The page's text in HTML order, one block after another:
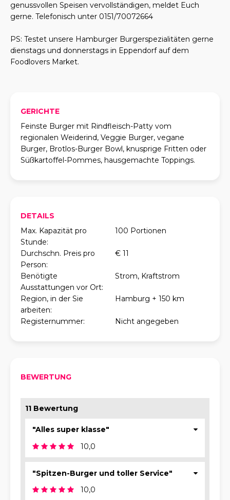
genussvollen Speisen vervollständigen, meldet Euch
gerne. Telefonisch unter 0151/70072664
PS: Testet unsere Hamburger Burgerspezialitäten gerne
dienstags und donnerstags in Eppendorf auf dem
Foodlovers Market.
GERICHTE
Feinste Burger mit Rindfleisch-Patty vom
regionalen Weiderind, Veggie Burger, vegane
Burger, Brotlos-Burger Bowl, knusprige Fritten oder
Süßkartoffel-Pommes, hausgemachte Toppings.
DETAILS
Max. Kapazität pro
Stunde:
100 Portionen
Durchschn. Preis pro
Person:
€ 11
Benötigte
Ausstattungen vor Ort:
Strom, Kraftstrom
Region, in der Sie
arbeiten:
Hamburg + 150 km
Registernummer: Nicht angegeben
BEWERTUNG
11 Bewertung
"Alles super klasse"
10,0
"Spitzen-Burger und toller Service"
10,0